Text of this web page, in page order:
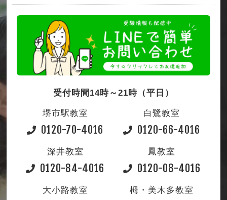
受付時間14時～21時（平日）
堺市駅教室
0120-70-4016
白鷺教室
0120-66-4016
深井教室
0120-84-4016
鳳教室
0120-08-4016
大小路教室 栂・美木多教室